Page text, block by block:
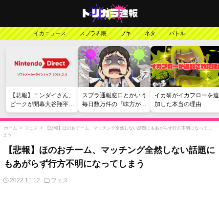
イカニュース スプラ界隈 ブキ ネタ バトル
【悲報】ニンダイさん、
ピークが開幕大谷翔平の
がっかりダイレクトだっ
たと言われてしまう
スプラ通報窓口とかいう
毎日数万件の『味方が弱
い』愚痴を読まされる苦
行
イカ研がイカフローを追
加した本当の理由
ホーム > フェス >
【悲報】ほのおチーム、マッチング全然しない話題にもあがらず行方不明になってし
まう
【悲報】ほのおチーム、マッチング全然しない話題に
もあがらず行方不明になってしまう
2022.11.12 フェス